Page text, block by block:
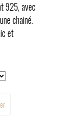
925, avec
chainé.
et